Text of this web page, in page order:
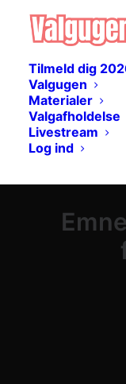
Tilmeld dig
Valgugen
Materialer
Valgafholdelse
Livestream
Log ind